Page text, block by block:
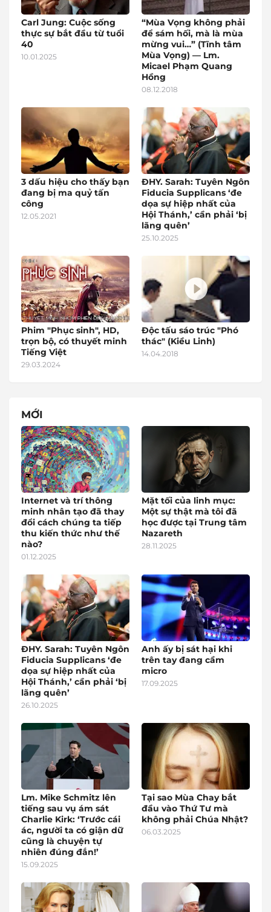
Carl Jung: Cuộc sống
thực sự bắt đầu từ tuổi
40
10.01.2025
“Mùa Vọng không phải
để sám hối, mà là mùa
mừng vui…” (Tĩnh tâm
Mùa Vọng) — Lm.
Micael Phạm Quang
Hồng
08.12.2018
3 dấu hiệu cho thấy bạn
đang bị ma quỷ tấn
công
12.05.2021
ĐHY. Sarah: Tuyên Ngôn
Fiducia Supplicans ‘đe
dọa sự hiệp nhất của
Hội Thánh,’ cần phải ‘bị
lãng quên’
25.10.2025
Phim "Phục sinh", HD,
trọn bộ, có thuyết minh
Tiếng Việt
29.03.2024
Độc tấu sáo trúc "Phó
thác" (Kiều Linh)
14.04.2018
MỚI
Internet và trí thông
minh nhân tạo đã thay
đổi cách chúng ta tiếp
thu kiến thức như thế
nào?
01.12.2025
Mặt tối của linh mục:
Một sự thật mà tôi đã
học được tại Trung tâm
Nazareth
28.11.2025
ĐHY. Sarah: Tuyên Ngôn
Fiducia Supplicans ‘đe
dọa sự hiệp nhất của
Hội Thánh,’ cần phải ‘bị
lãng quên’
26.10.2025
Anh ấy bị sát hại khi
trên tay đang cầm
micro
17.09.2025
Lm. Mike Schmitz lên
tiếng sau vụ ám sát
Charlie Kirk: ‘Trước cái
ác, người ta có giận dữ
cũng là chuyện tự
nhiên đúng đắn!’
15.09.2025
Tại sao Mùa Chay bắt
đầu vào Thứ Tư mà
không phải Chúa Nhật?
06.03.2025